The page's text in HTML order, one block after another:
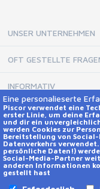
UNSER UNTERNEHMEN
OFT GESTELLTE
INFORMATIV
KONTAKTE UND
Hilfe
Kontakte
Eine personalieserte
Piscor verwendet eine
erster Linie, um deine
und dir ein
werden Cookies zur
Bereitstellung von
Datenverkehrs
persönliche Daten!)
Social-Media-Partner
anderen Informationen
gestellt hast